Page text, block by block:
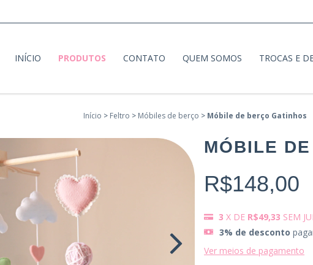
INÍCIO PRODUTOS CONTATO QUEM SOMOS TROCAS E
Início > Feltro > Móbiles de berço > Móbile de berço Gatinhos
MÓBILE
R$148,00
3 X DE R$49,33 SEM
3% de desconto
Ver meios de pagamento